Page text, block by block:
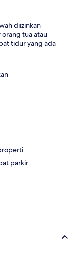
diizinkan
orang tua atau
tidur yang ada
parkir